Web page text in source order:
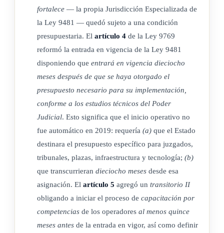
Artículo 107 bis Corresponde al Juzgado Especializado en
Delincuencia Organizada conocer de los actos
jurisdiccionales de los procedimientos preparatorio e
intermedio. Se procurará que un juez no asuma ambas etapas
en un solo proceso.
de 2009
Se derogan los artículos 2, 3, 7 y 9 de la Ley N. º 8754, Ley
contra la Delincuencia Organizada, de 22 de julio de 2009.
ARTÍCULO 2
Se adiciona un artículo 94 ter a la Ley N. º 8, Ley Orgánica
del Poder Judicial, de 29 de noviembre de 1937. El texto es
fortalece — la propia Jurisdicción Especializada de
la Ley 9481 — quedó sujeto a una condición
presupuestaria. El artículo 4 de la Ley 9769
reformó la entrada en vigencia de la Ley 9481
disponiendo que entrará en vigencia dieciocho
meses después de que se haya otorgado el
presupuesto necesario para su implementación,
conforme a los estudios técnicos del Poder
Judicial. Esto significa que el inicio operativo no
fue automático en 2019: requería (a) que el Estado
destinara el presupuesto específico para juzgados,
tribunales, plazas, infraestructura y tecnología; (b)
que transcurrieran dieciocho meses desde esa
asignación. El artículo 5 agregó un transitorio II
obligando a iniciar el proceso de capacitación por
competencias de los operadores al menos quince
meses antes de la entrada en vigor, así como definir